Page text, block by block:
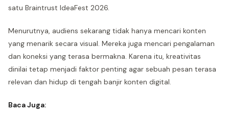
satu Braintrust IdeaFest 2026.
Menurutnya, audiens sekarang tidak hanya mencari konten
yang menarik secara visual. Mereka juga mencari pengalaman
dan koneksi yang terasa bermakna. Karena itu, kreativitas
dinilai tetap menjadi faktor penting agar sebuah pesan terasa
relevan dan hidup di tengah banjir konten digital.
Baca Juga: